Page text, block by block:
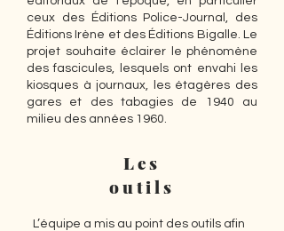
ceux des Éditions Police-Journal, des
Éditions Irène et des Éditions Bigalle. Le
projet souhaite éclairer le phénomène
des fascicules, lesquels ont envahi les
kiosques à journaux, les étagères des
gares et des tabagies de 1940 au
milieu des années 1960.
Les
outils
L’équipe a mis au point des outils afin